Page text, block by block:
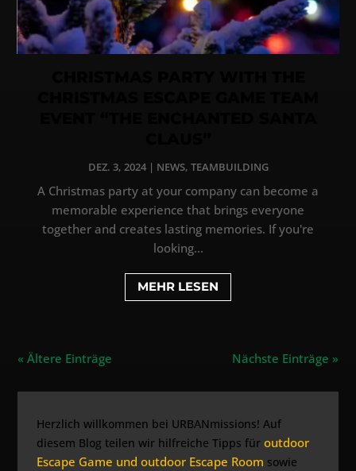
DEZ. 3, 2024| NEWS, TEAMBUILDING
A Christmas party at your company can become a
memorable experience that brings everyone
together and creates lasting memories. If you're
looking...
MEHR LESEN
« Ältere Einträge Nächste Einträge »
Herzlich willkommen bei URBANmissions! Auf
diesem Blog teilen wir hilfreiche Tipps füroutdoor
Escape Game und outdoor Escape Room sowie